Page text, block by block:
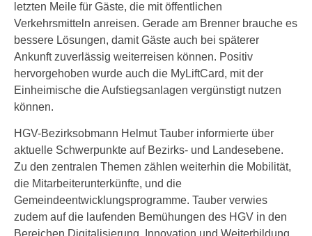
letzten Meile für Gäste, die mit öffentlichen
Verkehrsmitteln anreisen. Gerade am Brenner brauche es
bessere Lösungen, damit Gäste auch bei späterer
Ankunft zuverlässig weiterreisen können. Positiv
hervorgehoben wurde auch die MyLiftCard, mit der
Einheimische die Aufstiegsanlagen vergünstigt nutzen
können.
HGV-Bezirksobmann Helmut Tauber informierte über
aktuelle Schwerpunkte auf Bezirks- und Landesebene.
Zu den zentralen Themen zählen weiterhin die Mobilität,
die Mitarbeiterunterkünfte, und die
Gemeindeentwicklungsprogramme. Tauber verwies
zudem auf die laufenden Bemühungen des HGV in den
Bereichen Digitalisierung, Innovation und Weiterbildung.